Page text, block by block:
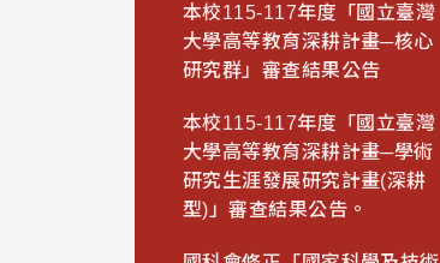
本校115-117年度「國立臺灣
大學高等教育深耕計畫─核心
研究群」審查結果公告
本校115-117年度「國立臺灣
大學高等教育深耕計畫─學術
研究生涯發展研究計畫(深耕
型)」審查結果公告。